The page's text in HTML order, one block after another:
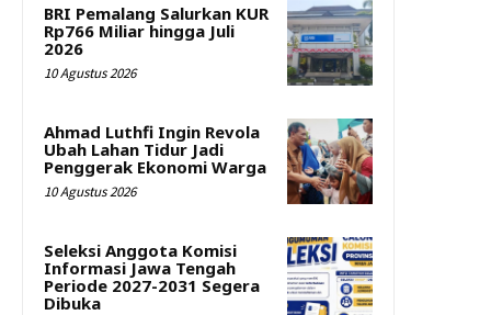
BRI Pemalang Salurkan KUR
Rp766 Miliar hingga Juli
2026
10 Agustus 2026
Ahmad Luthfi Ingin Revola
Ubah Lahan Tidur Jadi
Penggerak Ekonomi Warga
10 Agustus 2026
Seleksi Anggota Komisi
Informasi Jawa Tengah
Periode 2027-2031 Segera
Dibuka